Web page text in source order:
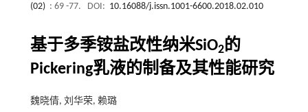
(02) : 69 -77. DOI: 10.16088/j.issn.1001-6600.2018.02.010
基于多季铵盐改性纳米SiO2的
Pickering乳液的制备及其性能研究
魏晓倩, 刘华荣, 赖璐